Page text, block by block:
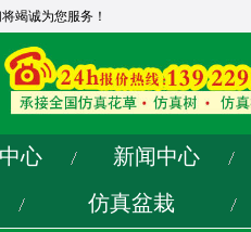
竭诚为您服务！
心 新闻中心
仿真盆栽